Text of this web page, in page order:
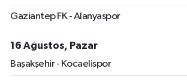
Gaziantep FK - Alanyaspor
16 Ağustos, Pazar
Başakşehir - Kocaelispor